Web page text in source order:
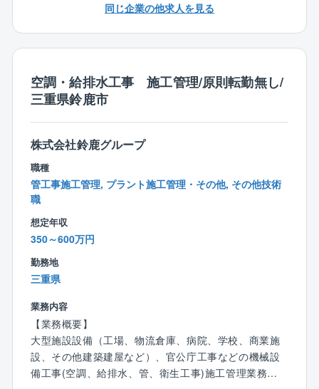
わせて柔軟に対応出来るクラスター型の組織を採用
え仕事を遂行していく『価値観型組織』と称していま
■多様化した時代に応じて、個々が自分に合った働き方
で仕事ができる会社です。
《仕事で活躍したい人》《家庭を大事にしたい人》
《趣味を大切にしたい人》など、誰でも様々な価値観
があり、どこに重きを置くかによって、その人の幸せ
度数も変わると考えております。
■社是の一つに三方ヨシを掲げており、常に『従業員ヨ
シ！お客様ヨシ！取引先ヨシ！』の考えの下、社員ひ
とり一人の価値観を尊重し、同社に関わる全ての方の
幸せ度数の向上を目指しています。
同じ企業の他求人を見る
空調・給排水工事 施工管理/原則転勤無し/
三重県鈴鹿市
株式会社鈴鹿グループ
職種
管工事施工管理, プラント施工管理・その他, その他技術
職
想定年収
350～600万円
勤務地
三重県
業務内容
【業務概要】
大型施設設備（工場、物流倉庫、病院、学校、商業施
設、その他建築建屋など）、官公庁工事などの機械設
備工事(空調、給排水、管、衛生工事)施工管理業務